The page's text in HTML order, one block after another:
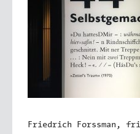
Friedrich Forssman,